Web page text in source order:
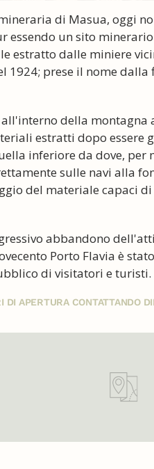
di Masua, oggi
essendo un sito
estratto dalle miniere
1924; prese il nome
della montagna
estratti dopo essere
inferiore da dove, per
sulle navi alla
del materiale capaci
abbandono
Porto Flavia è
di visitatori e turisti.
APERTURA CONTATTANDO